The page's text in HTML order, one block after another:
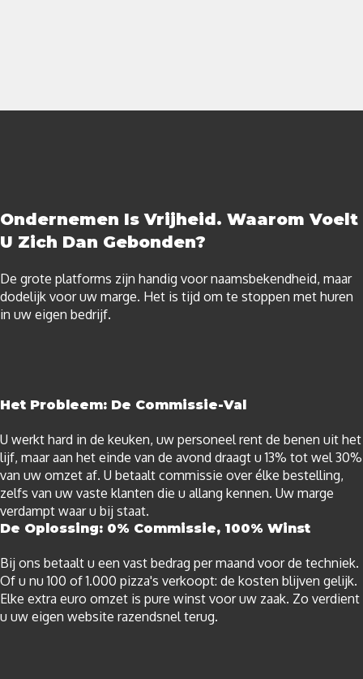
Ondernemen Is Vrijheid. Waarom Voelt
U Zich Dan Gebonden?
De grote platforms zijn handig voor naamsbekendheid, maar
dodelijk voor uw marge. Het is tijd om te stoppen met huren
in uw eigen bedrijf.
Het Probleem: De Commissie-Val
U werkt hard in de keuken, uw personeel rent de benen uit het
lijf, maar aan het einde van de avond draagt u 13% tot wel 30%
van uw omzet af. U betaalt commissie over élke bestelling,
zelfs van uw vaste klanten die u allang kennen. Uw marge
verdampt waar u bij staat.
De Oplossing: 0% Commissie, 100% Winst
Bij ons betaalt u een vast bedrag per maand voor de techniek.
Of u nu 100 of 1.000 pizza's verkoopt: de kosten blijven gelijk.
Elke extra euro omzet is pure winst voor uw zaak. Zo verdient
u uw eigen website razendsnel terug.